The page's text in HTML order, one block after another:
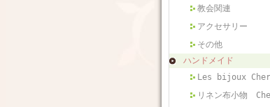
教会関連
アクセサリー
その他
ハンドメイド
Les bijoux
リネン布小物